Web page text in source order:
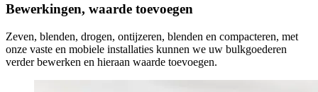
Bewerkingen, waarde toevoegen
Zeven, blenden, drogen, ontijzeren, blenden en compacteren, met
onze vaste en mobiele installaties kunnen we uw bulkgoederen
verder bewerken en hieraan waarde toevoegen.